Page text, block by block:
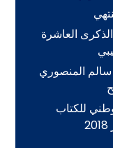
العاشرة
المنصوري
للكتاب